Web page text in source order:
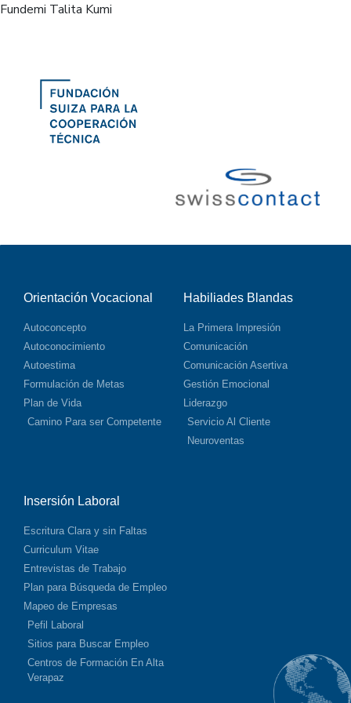
Fundemi Talita Kumi
Orientación Vocacional
Autoconcepto
Autoconocimiento
Autoestima
Formulación de Metas
Plan de Vida
Camino Para ser Competente
Habiliades Blandas
La Primera Impresión
Comunicación
Comunicación Asertiva
Gestión Emocional
Liderazgo
Servicio Al Cliente
Neuroventas
Insersión Laboral
Escritura Clara y sin Faltas
Curriculum Vitae
Entrevistas de Trabajo
Plan para Búsqueda de Empleo
Mapeo de Empresas
Pefil Laboral
Sitios para Buscar Empleo
Centros de Formación En Alta
Verapaz